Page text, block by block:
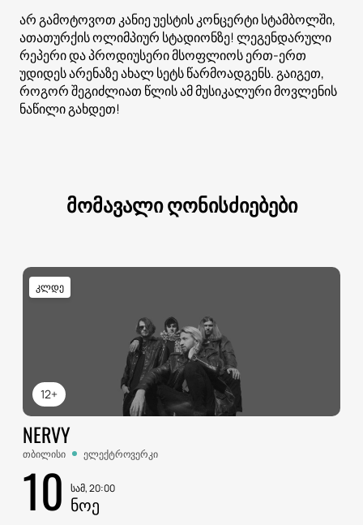
არ გამოტოვოთ კანიე უესტის კონცერტი სტამბოლში,
ათათურქის ოლიმპიურ სტადიონზე! ლეგენდარული
რეპერი და პროდიუსერი მსოფლიოს ერთ-ერთ
უდიდეს არენაზე ახალ სეტს წარმოადგენს. გაიგეთ,
როგორ შეგიძლიათ წლის ამ მუსიკალური მოვლენის
ნაწილი გახდეთ!
მომავალი ღონისძიებები
12+
კლდე
NERVY
თბილისი ელექტროვერკი
10 სამ, 20:00
ᲜᲝᲔ